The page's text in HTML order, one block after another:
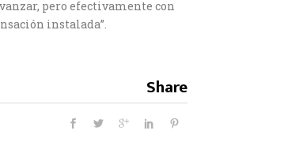
pero efectivamente con
instalada”.
Share